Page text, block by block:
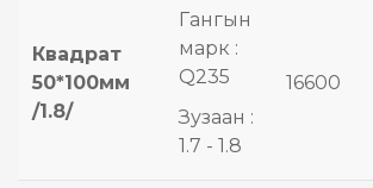
Квадрат
50*100мм
/1.8/
Гангын
марк :
Q235
Зузаан :
1.7 - 1.8
16600